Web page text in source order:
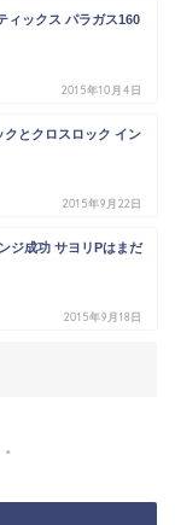
ィックス パラガス160
2015年10月4日
クとクロスロック イン
2015年9月22日
ジ成功 サヨリPはまだ
2015年9月18日